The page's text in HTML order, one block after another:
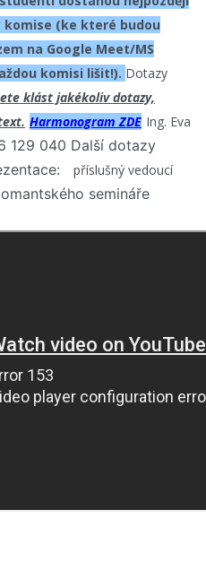
komise (ke které budou
na Google Meet/MS
komisi lišit!). Dotazy
klást jakékoliv dotazy,
Harmonogram ZDE Ing. Eva
129 040 Další dotazy
příslušný vedoucí
semináře